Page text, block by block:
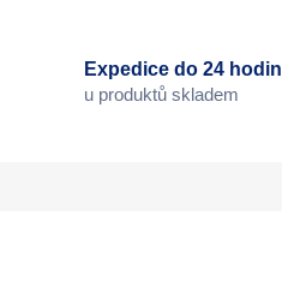
Expedice do 24 hodin
u produktů skladem